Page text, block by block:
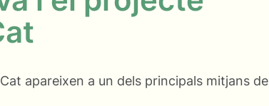
apareixen a un dels principals mitjans de